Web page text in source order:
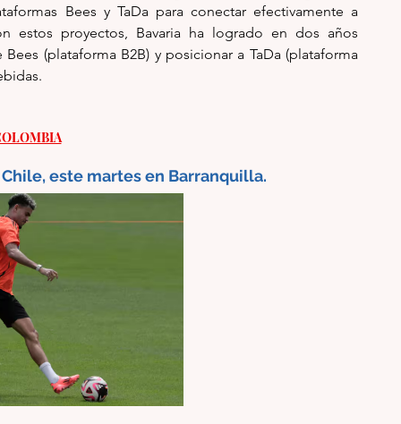
Bees y TaDa para conectar efectivamente a
estos proyectos, Bavaria ha logrado en dos años
(plataforma B2B) y posicionar a TaDa (plataforma
este martes en Barranquilla.